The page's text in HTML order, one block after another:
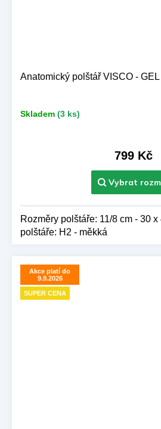
Anatomický polštář VISCO -
Skladem (3 ks)
799 Kč
Rozměry polštáře: 11/8 cm - 30
polštáře: H2 - měkká
Akce platí do
9.9.2026
SUPER CENA